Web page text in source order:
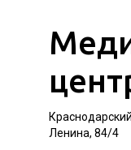
Ленина, 84/4